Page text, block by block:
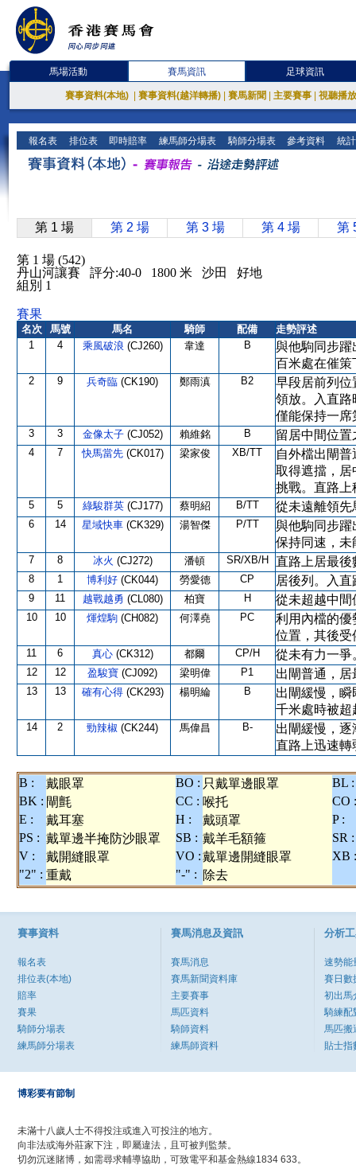
馬場活動 賽馬資訊 足球資訊
賽事資料(本地) 賽事資料(越洋轉播) 賽馬新聞 主要賽事 視聽播
報名表 排位表 即時賠率 練馬師分場表 騎師分場表 參考資料 統
第 1 場 第 2 場 第 3 場 第 4 場 第
第 1 場 (542)
丹山河讓賽 評分:40-0 1800 米 沙田 好地
組別 1
賽果
名次 馬號 馬名 騎師 配備
走勢評述
1
4 乘風破浪 (CJ260) 韋達 B
與他駒同步躍
百米處在催策
2 9 兵奇臨 (CK190) 鄭雨滇 B2
早段居前列位
領放。入直路
僅能保持一席
3 3 金像太子 (CJ052) 賴維銘 B 留居中間位
4 7 快馬當先 (CK017) 梁家俊 XB/TT
自外檔出閘
取得遮擋，居
挑戰。直路上
5 5 綠駿群英 (CJ177) 蔡明紹 B/TT 從未遠離領先
6 14 星域快車 (CK329) 湯智傑 P/TT
與他駒同步躍
保持同速，未
7 8 冰火 (CJ272) 潘頓 SR/XB/H 直路上居最後
8 1 博利好 (CK044) 勞愛德 CP 居後列。入
9 11 越戰越勇 (CL080) 柏寶 H 從未超越中間
10 10 煇煌駒 (CH082) 何澤堯 PC
利用內檔的優
位置，其後受
11 6 真心 (CK312) 都爾 CP/H 從未有力一爭
12 12 盈駿寶 (CJ092) 梁明偉 P1 出閘普通，
13 13 確有心得 (CK293) 楊明綸 B
出閘緩慢，
千米處時被超
14 2 勁辣椒 (CK244) 馬偉昌 B-
出閘緩慢，
直路上迅速轉
B : 戴眼罩 BO : 只戴單邊眼罩
BL :
BK : 閘氈 CC : 喉托
CO :
E :
戴耳塞 H : 戴頭罩
P :
PS : 戴單邊半掩防沙眼罩 SB : 戴羊毛額箍
SR :
V :
戴開縫眼罩 VO :戴單邊開縫眼罩
XB :
"2" : 重戴 "-" : 除去
賽事資料
報名表
排位表(本地)
賠率
賽果
騎師分場表
練馬師分場表
賽馬消息及資訊
賽馬消息
賽馬新聞資料庫
主要賽事
馬匹資料
騎師資料
練馬師資料
分析
速勢能
賽日數
初出馬
騎練配
馬匹搬
貼士指
博彩要有節制
未滿十八歲人士不得投注或進入可投注的地方。
向非法或海外莊家下注，即屬違法，且可被判監禁。
切勿沉迷賭博，如需尋求輔導協助，可致電平和基金熱線1834 633。